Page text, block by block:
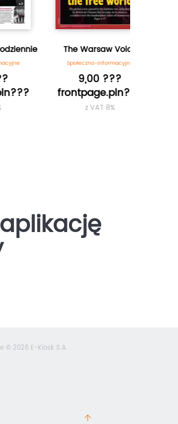
The Warsaw Voice
Społeczno-informacyjne
9,00 ???
frontpage.pln???
z VAT 8%
© 2026 E-Kiosk S.A.